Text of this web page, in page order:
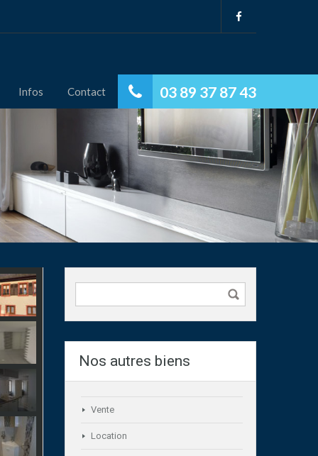
03 89 37 87 43
Infos Contact
Nos autres biens
Vente
Location